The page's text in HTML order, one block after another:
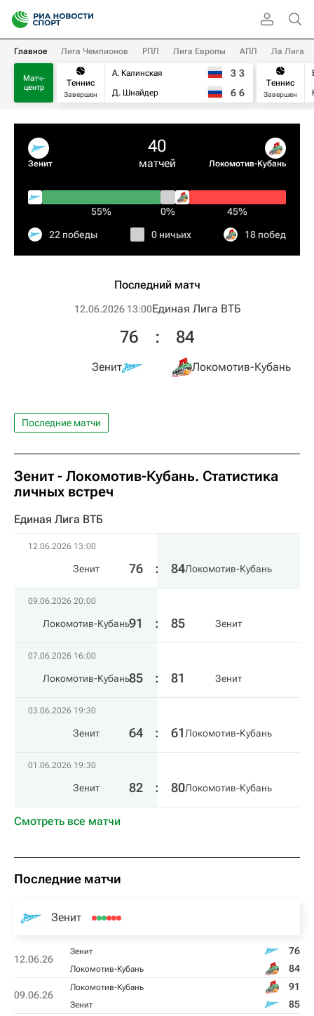
Главное Лига Чемпионов РПЛ Лига Европы АПЛ Ла Лига
Матч-
центр
Теннис
Завершен
А. Калинская
Д. Шнайдер
3 3
6 6
Теннис
Завершен
Зенит
40
матчей Локомотив-Кубань
55% 0% 45%
22 победы 0 ничьих 18 побед
Последний матч
12.06.2026 13:00Единая Лига ВТБ
Зенит
76 : 84
Локомотив-Кубань
Последние матчи
Зенит - Локомотив-Кубань. Статистика
личных встреч
Единая Лига ВТБ
12.06.2026 13:00
Зенит 76 : 84Локомотив-Кубань
09.06.2026 20:00
Локомотив-Кубань91 : 85 Зенит
07.06.2026 16:00
Локомотив-Кубань85 : 81 Зенит
03.06.2026 19:30
Зенит 64 : 61 Локомотив-Кубань
01.06.2026 19:30
Зенит 82 : 80Локомотив-Кубань
Смотреть все матчи
Последние матчи
Зенит
12.06.26
Зенит 76
Локомотив-Кубань 84
09.06.26
Локомотив-Кубань 91
Зенит 85